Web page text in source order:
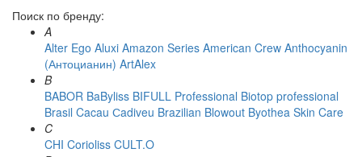
Поиск по бренду:
A
Alter Ego Aluxi Amazon Series American Crew Anthocyanin
(Антоцианин) ArtAlex
B
BABOR BaByliss BIFULL Professional Biotop professional
Brasil Cacau Сadiveu Brazilian Blowout Byothea Skin Care
C
CHI Corioliss CULT.O